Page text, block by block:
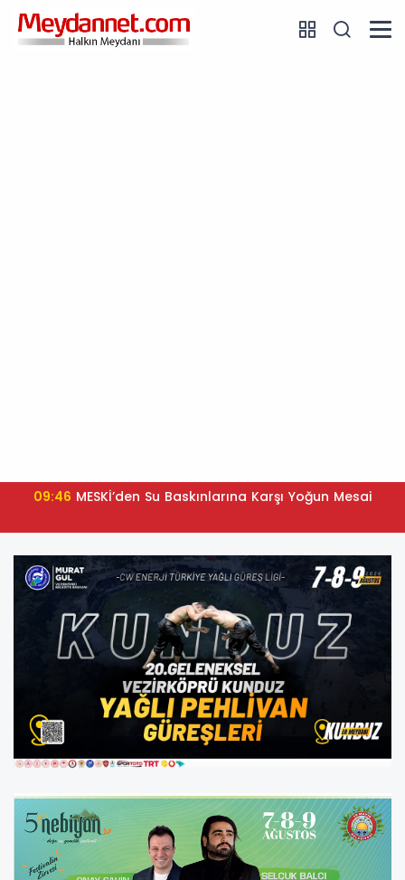
09:46 MESKİ’den Su Baskınlarına Karşı Yoğun Mesai